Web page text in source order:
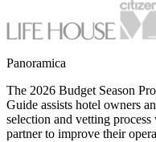
Panoramica
The 2026 Budget Season
Guide assists hotel owners
selection and vetting
partner to improve their